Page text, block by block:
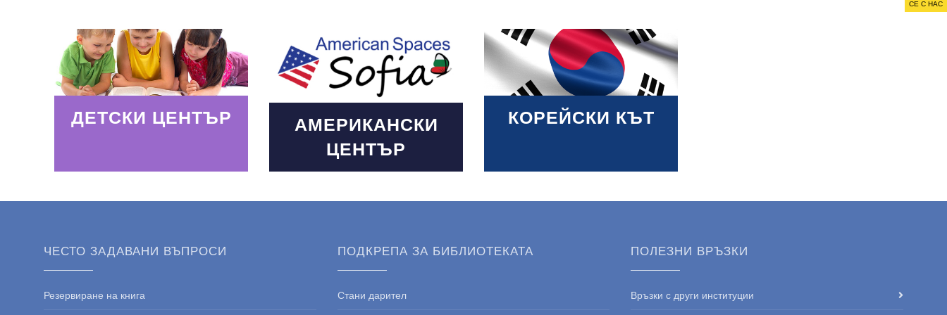
ДЕТСКИ ЦЕНТЪР
АМЕРИКАНСКИ
ЦЕНТЪР
Read More
КОРЕЙСКИ КЪТ
Read More
СЕ С НАС
ЧЕСТО ЗАДАВАНИ ВЪПРОСИ
Резервиране на книга
ПОДКРЕПА ЗА БИБЛИОТЕКАТА
Стани дарител
ПОЛЕЗНИ ВРЪЗКИ
Връзки с други институции